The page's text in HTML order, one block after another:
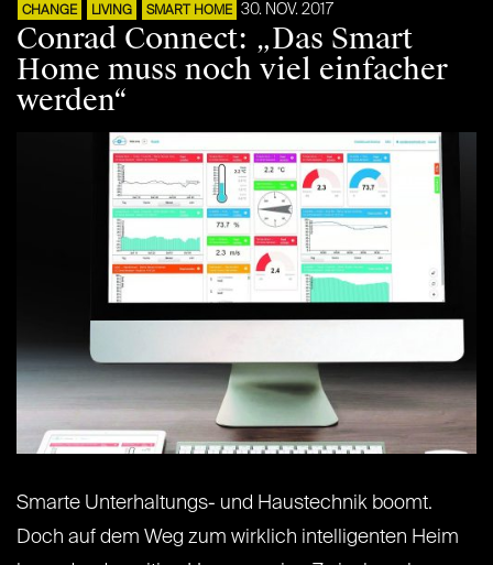
CHANGE LIVING SMART HOME 30. NOV. 2017
Conrad Connect: „Das Smart
Home muss noch viel einfacher
werden“
Smarte Unterhaltungs- und Haustechnik boomt.
Doch auf dem Weg zum wirklich intelligenten Heim